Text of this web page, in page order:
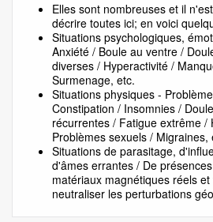
Elles sont nombreuses et il
décrire toutes ici; en voici
Situations psychologiques,
Anxiété / Boule au ventre /
diverses / Hyperactivité /
Surmenage, etc.
Situations physiques -
Constipation / Insomnies /
récurrentes / Fatigue extrême /
Problèmes sexuels / Migraines,
Situations de parasitage,
d'âmes errantes / De
matériaux magnétiques réels
neutraliser les perturbations